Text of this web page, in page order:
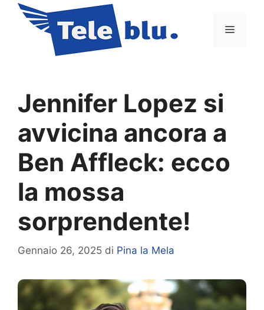
contenuto
Menu
Jennifer Lopez si
avvicina ancora a
Ben Affleck: ecco
la mossa
sorprendente!
Gennaio 26, 2025 di Pina la Mela